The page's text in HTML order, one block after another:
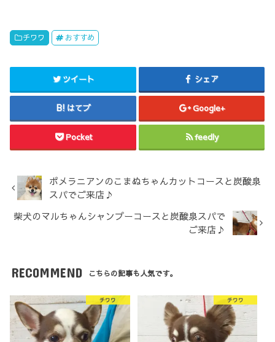
チワワ おすすめ
ツイート シェア
はてブ Google+
Pocket feedly
ポメラニアンのこまぬちゃんカットコースと炭酸泉
スパでご来店♪
柴犬のマルちゃんシャンプーコースと炭酸泉スパで
ご来店♪
RECOMMEND こちらの記事も人気です。
チワワ チワワ